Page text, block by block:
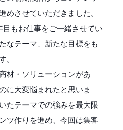
めさせていただきました。
もお仕事をご一緒させてい
なテーマ、新たな目標をも
。
材・ソリューションがあ
に大変悩まれたと思いま
たテーマでの強みを最大限
ツ作りを進め、今回は集客